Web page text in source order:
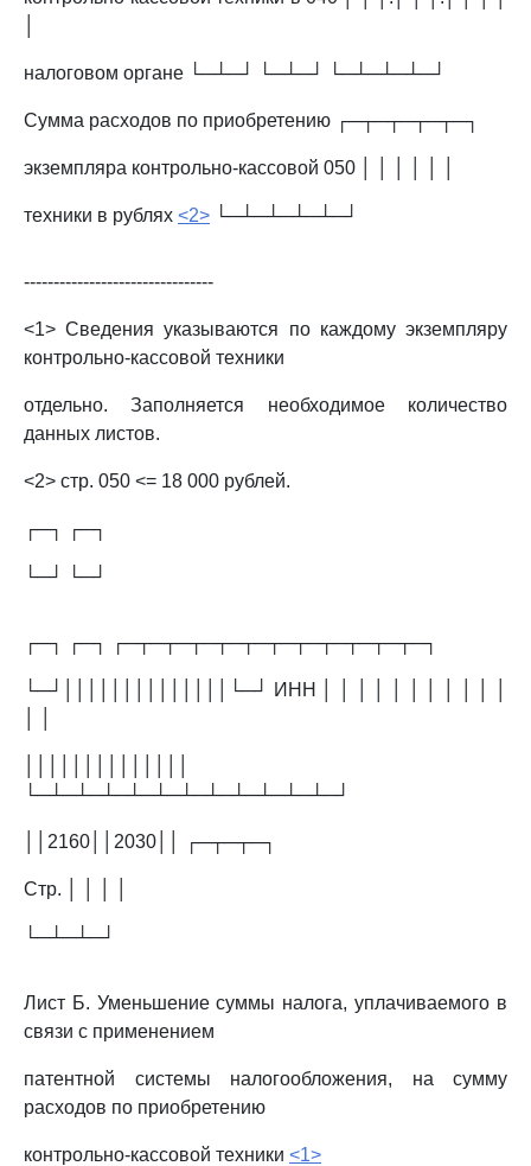
налоговом органе └─┴─┘ └─┴─┘ └─┴─┴─┴─┘
Сумма расходов по приобретению ┌─┬─┬─┬─┬─┐
экземпляра контрольно-кассовой 050 │ │ │ │ │ │
техники в рублях <2> └─┴─┴─┴─┴─┘
--------------------------------
<1> Сведения указываются по каждому экземпляру
контрольно-кассовой техники
отдельно. Заполняется необходимое количество
данных листов.
<2> стр. 050 <= 18 000 рублей.
┌─┐ ┌─┐
└─┘ └─┘
┌─┐ ┌─┐ ┌─┬─┬─┬─┬─┬─┬─┬─┬─┬─┬─┬─┐
└─┘││││││││││││││└─┘ ИНН │ │ │ │ │ │ │ │ │ │ │
└─┴─┴─┴─┴─┴─┴─┴─┴─┴─┴─┴─┘
││2160││2030││ ┌─┬─┬─┐
Стр. │ │ │ │
└─┴─┴─┘
Лист Б. Уменьшение суммы налога, уплачиваемого в
связи с применением
патентной системы налогообложения, на сумму
расходов по приобретению
контрольно-кассовой техники <1>